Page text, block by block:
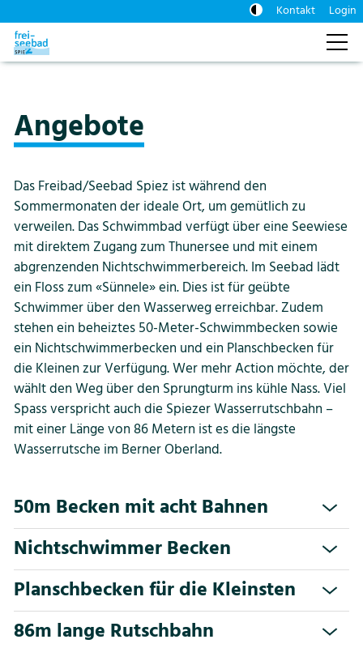
Login
Kontakt
Preise
Tickets / Gutscheine
Angebote
Über uns
Angebote
Das Freibad/Seebad Spiez ist während den
Sommermonaten der ideale Ort, um gemütlich zu
verweilen. Das Schwimmbad verfügt über eine Seewiese
mit direktem Zugang zum Thunersee und mit einem
abgrenzenden Nichtschwimmerbereich. Im Seebad lädt
ein Floss zum «Sünnele» ein. Dies ist für geübte
Schwimmer über den Wasserweg erreichbar. Zudem
stehen ein beheiztes 50-Meter-Schwimmbecken sowie
ein Nichtschwimmerbecken und ein Planschbecken für
die Kleinen zur Verfügung. Wer mehr Action möchte, der
wählt den Weg über den Sprungturm ins kühle Nass. Viel
Spass verspricht auch die Spiezer Wasserrutschbahn –
mit einer Länge von 86 Metern ist es die längste
Wasserrutsche im Berner Oberland.
50m Becken mit acht Bahnen
Nichtschwimmer Becken
Planschbecken für die Kleinsten
86m lange Rutschbahn